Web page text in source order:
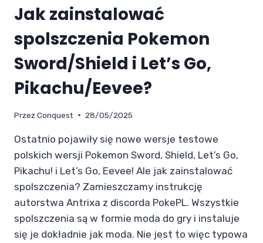
Jak zainstalować
spolszczenia Pokemon
Sword/Shield i Let’s Go,
Pikachu/Eevee?
Przez Conquest 28/05/2025
Ostatnio pojawiły się nowe wersje testowe
polskich wersji Pokemon Sword, Shield, Let’s Go,
Pikachu! i Let’s Go, Eevee! Ale jak zainstalować
spolszczenia? Zamieszczamy instrukcję
autorstwa Antrixa z discorda PokePL. Wszystkie
spolszczenia są w formie moda do gry i instaluje
się je dokładnie jak moda. Nie jest to więc typowa